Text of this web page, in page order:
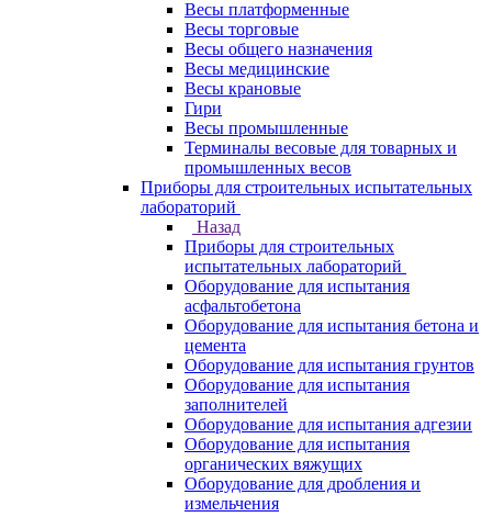
Весы платформенные
Весы торговые
Весы общего назначения
Весы медицинские
Весы крановые
Гири
Весы промышленные
Терминалы весовые для товарных и
промышленных весов
Приборы для строительных испытательных
лабораторий
Назад
Приборы для строительных
испытательных лабораторий
Оборудование для испытания
асфальтобетона
Оборудование для испытания бетона и
цемента
Оборудование для испытания грунтов
Оборудование для испытания
заполнителей
Оборудование для испытания адгезии
Оборудование для испытания
органических вяжущих
Оборудование для дробления и
измельчения